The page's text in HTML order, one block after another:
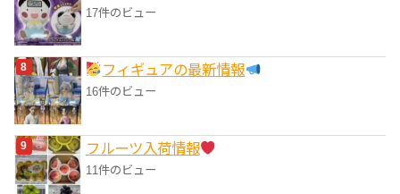
17件のビュー
フィギュアの最新情報
16件のビュー
フルーツ入荷情報
11件のビュー